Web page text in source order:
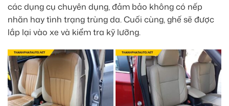
các dụng cụ chuyên dụng, đảm bảo không có nếp
nhăn hay tình trạng trùng da. Cuối cùng, ghế sẽ được
lắp lại vào xe và kiểm tra kỹ lưỡng.